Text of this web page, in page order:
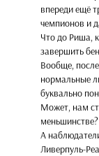
впереди ещё
чемпионов и
Что до Риша,
завершить
Вообще,
нормальные
буквально
Может, нам
меньшинстве?
А
Ливерпуль-